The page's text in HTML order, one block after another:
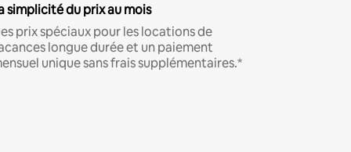
simplicité du prix au mois
prix spéciaux pour les locations de
longue durée et un paiement
unique sans frais supplémentaires.*